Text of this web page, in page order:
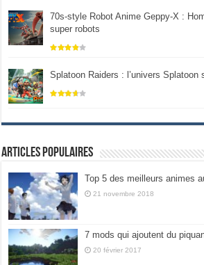
70s-style Robot Anime Geppy-X :
super robots
Splatoon Raiders : l’univers Splatoon
Articles populaires
Top 5 des meilleurs animes
21 novembre 2018
7 mods qui ajoutent du
20 février 2017